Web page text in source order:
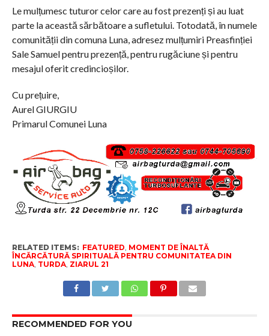
Le mulțumesc tuturor celor care au fost prezenți și au luat
parte la această sărbătoare a sufletului. Totodată, în numele
comunității din comuna Luna, adresez mulțumiri Preasfinției
Sale Samuel pentru prezență, pentru rugăciune și pentru
mesajul oferit credincioșilor.
Cu prețuire,
Aurel GIURGIU
Primarul Comunei Luna
RELATED ITEMS: FEATURED MOMENT DE ÎNALTĂ
ÎNCĂRCĂTURĂ SPIRITUALĂ PENTRU COMUNITATEA DIN
LUNA, TURDA, ZIARUL 21
RECOMMENDED FOR YOU